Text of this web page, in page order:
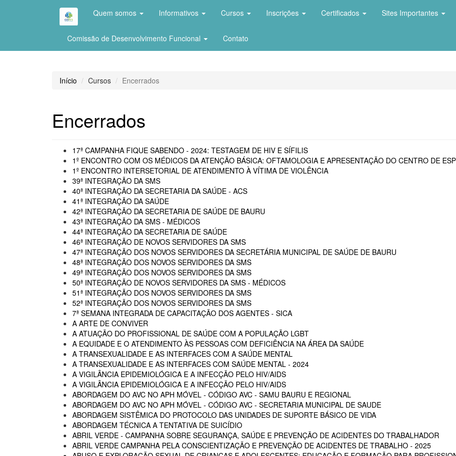
Quem somos Informativos Cursos Inscrições Certificados Sites Importantes
Comissão de Desenvolvimento Funcional Contato
Início Cursos Encerrados
Encerrados
17ª CAMPANHA FIQUE SABENDO - 2024: TESTAGEM DE HIV E SÍFILIS
1º ENCONTRO COM OS MÉDICOS DA ATENÇÃO BÁSICA: OFTAMOLOGIA E APRESENTAÇÃO DO CENTRO DE
1º ENCONTRO INTERSETORIAL DE ATENDIMENTO À VÍTIMA DE VIOLÊNCIA
39ª INTEGRAÇÃO DA SMS
40ª INTEGRAÇÃO DA SECRETARIA DA SAÚDE - ACS
41ª INTEGRAÇÃO DA SAÚDE
42ª INTEGRAÇÃO DA SECRETARIA DE SAÚDE DE BAURU
43ª INTEGRAÇÃO DA SMS - MÉDICOS
44ª INTEGRAÇÃO DA SECRETARIA DE SAÚDE
46ª INTEGRAÇÃO DE NOVOS SERVIDORES DA SMS
47ª INTEGRAÇÃO DOS NOVOS SERVIDORES DA SECRETÁRIA MUNICIPAL DE SAÚDE DE BAURU
48ª INTEGRAÇÃO DOS NOVOS SERVIDORES DA SMS
49ª INTEGRAÇÃO DOS NOVOS SERVIDORES DA SMS
50ª INTEGRAÇÃO DE NOVOS SERVIDORES DA SMS - MÉDICOS
51ª INTEGRAÇÃO DOS NOVOS SERVIDORES DA SMS
52ª INTEGRAÇÃO DOS NOVOS SERVIDORES DA SMS
7ª SEMANA INTEGRADA DE CAPACITAÇÃO DOS AGENTES - SICA
A ARTE DE CONVIVER
A ATUAÇÃO DO PROFISSIONAL DE SAÚDE COM A POPULAÇÃO LGBT
A EQUIDADE E O ATENDIMENTO ÀS PESSOAS COM DEFICIÊNCIA NA ÁREA DA SAÚDE
A TRANSEXUALIDADE E AS INTERFACES COM A SAÚDE MENTAL
A TRANSEXUALIDADE E AS INTERFACES COM SAÚDE MENTAL - 2024
A VIGILÂNCIA EPIDEMIOLÓGICA E A INFECÇÃO PELO HIV/AIDS
A VIGILÂNCIA EPIDEMIOLÓGICA E A INFECÇÃO PELO HIV/AIDS
ABORDAGEM DO AVC NO APH MÓVEL - CÓDIGO AVC - SAMU BAURU E REGIONAL
ABORDAGEM DO AVC NO APH MÓVEL - CÓDIGO AVC - SECRETARIA MUNICIPAL DE SAUDE
ABORDAGEM SISTÊMICA DO PROTOCOLO DAS UNIDADES DE SUPORTE BÁSICO DE VIDA
ABORDAGEM TÉCNICA A TENTATIVA DE SUICÍDIO
ABRIL VERDE - CAMPANHA SOBRE SEGURANÇA, SAÚDE E PREVENÇÃO DE ACIDENTES DO TRABALHADOR
ABRIL VERDE CAMPANHA PELA CONSCIENTIZAÇÃO E PREVENÇÃO DE ACIDENTES DE TRABALHO - 2025